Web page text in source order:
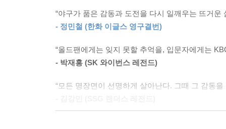
장면 78. 라이온 킹 이승엽 255
장면 79. 류현진, 괴물의 등장 258
장면 81. 돌부처 오승환 264
장면 82. 아시아 최초의 연타석 만루 홈런 270
“야구가 품은 감동과 도전을 다시 일깨우는 뜨거운
- 정민철 (한화 이글스 영구결번)
“올드팬에게는 잊지 못할 추억을, 입문자에게는
- 박재홍 (SK 와이번스 레전드)
“모든 명장면이 선명하게 살아난다. 그때 그 감동을